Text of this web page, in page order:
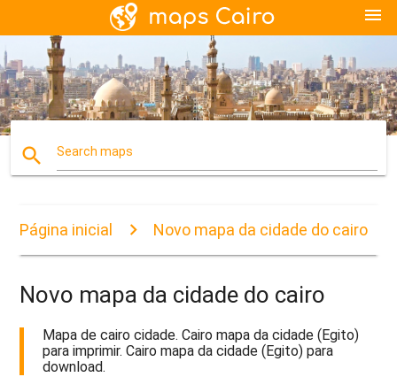
menu
search Search maps
Página inicial Novo mapa da cidade do cairo
Novo mapa da cidade do cairo
Mapa de cairo cidade. Cairo mapa da cidade (Egito)
para imprimir. Cairo mapa da cidade (Egito) para
download.